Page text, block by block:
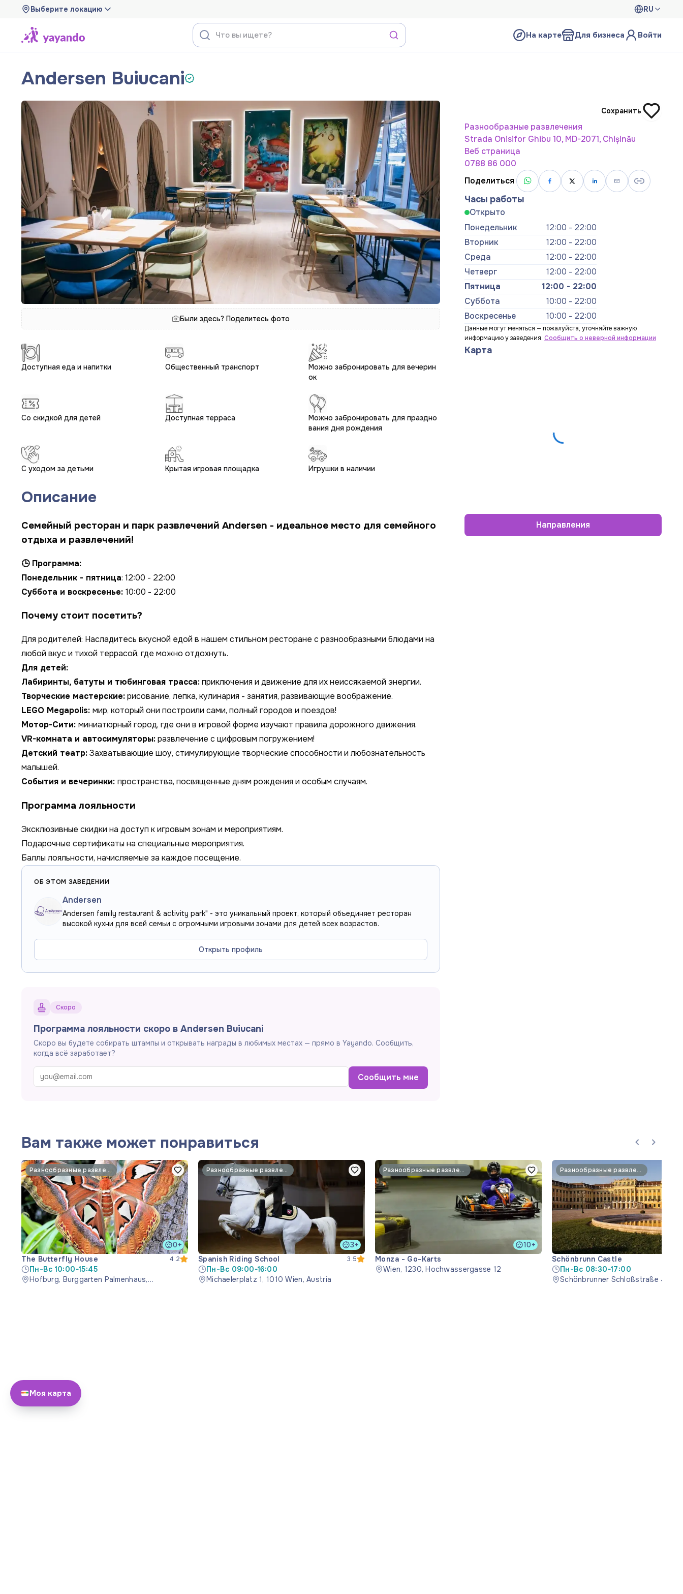
Выберите локацию RU
На карте Для бизнеса Войти
Andersen Buiucani
Были здесь? Поделитесь фото
Доступная еда и напитки Общественный транспорт
Можно забронировать для вечерин
ок
Со скидкой для детей Доступная терраса
Можно забронировать для праздно
вания дня рождения
С уходом за детьми Крытая игровая площадка Игрушки в наличии
Описание
Семейный ресторан и парк развлечений Andersen - идеальное место для семейного
отдыха и развлечений!
🕒 Программа:
Понедельник - пятница: 12:00 - 22:00
Суббота и воскресенье: 10:00 - 22:00
Почему стоит посетить?
Для родителей: Насладитесь вкусной едой в нашем стильном ресторане с разнообразными блюдами на
любой вкус и тихой террасой, где можно отдохнуть.
Для детей:
Лабиринты, батуты и тюбинговая трасса:приключения и движение для их неиссякаемой энергии.
Творческие мастерские:рисование, лепка, кулинария - занятия, развивающие воображение.
LEGO Megapolis: мир, который они построили сами, полный городов и поездов!
Мотор-Сити: миниатюрный город, где они в игровой форме изучают правила дорожного движения.
VR-комната и автосимуляторы:развлечение с цифровым погружением!
Детский театр:Захватывающие шоу, стимулирующие творческие способности и любознательность
малышей.
События и вечеринки: пространства, посвященные дням рождения и особым случаям.
Программа лояльности
Эксклюзивные скидки на доступ к игровым зонам и мероприятиям.
Подарочные сертификаты на специальные мероприятия.
Баллы лояльности, начисляемые за каждое посещение.
ОБ ЭТОМ ЗАВЕДЕНИИ
Andersen
Andersen family restaurant & activity park" - это уникальный проект, который объединяет ресторан
высокой кухни для всей семьи с огромными игровыми зонами для детей всех возрастов.
Открыть профиль
Скоро
Программа лояльности скоро в Andersen Buiucani
Скоро вы будете собирать штампы и открывать награды в любимых местах — прямо в Yayando. Сообщить,
когда всё заработает?
Сообщить мне
Сохранить
Разнообразные развлечения
Strada Onisifor Ghibu 10, MD-2071, Chișinău
Веб страница
0788 86 000
Поделиться
Часы работы
Открыто
Понедельник
12:00 - 22:00
Вторник
12:00 - 22:00
Среда
12:00 - 22:00
Четверг
12:00 - 22:00
Пятница
12:00 - 22:00
Суббота
10:00 - 22:00
Воскресенье
10:00 - 22:00
Данные могут меняться — пожалуйста, уточняйте важную
информацию у заведения. Сообщить о неверной информации
Карта
Направления
Вам также может понравиться
Разнообразные развлечения
0+
The Butterfly House
4.2
Пн-Вс 10:00-15:45
Hofburg, Burggarten Palmenhaus,
Разнообразные развлечения
3+
Spanish Riding School
3.5
Пн-Вс 09:00-16:00
Michaelerplatz 1, 1010 Wien, Austria
Разнообразные развлечения
10+
Monza - Go-Karts
Wien, 1230, Hochwassergasse 12
Разнообразные развлечения
Schönbrunn Castle
Пн-Вс 08:30-17:00
Schönbrunner Schloßstraße 47,
Моя карта